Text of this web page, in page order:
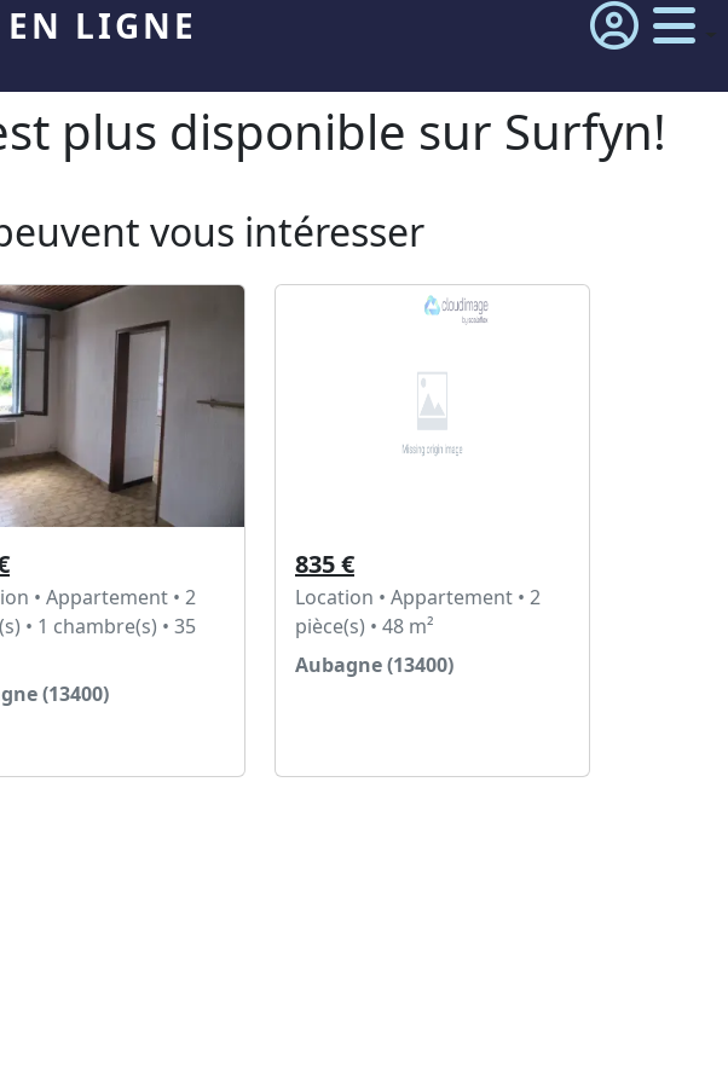
LIGNE
plus disponible sur Surfyn!
vous intéresser
• Appartement • 2
• 1 chambre(s) • 35
(13400)
835 €
Location • Appartement • 2
pièce(s) • 48 m²
Aubagne (13400)